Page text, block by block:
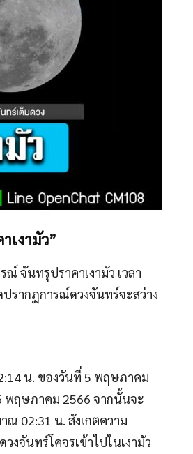
เงามัว”
จันทรุปราคาเงามัว เวลา
รากฏการณ์ดวงจันทร์จะสว่าง
น. ของวันที่ 5 พฤษภาคม
พฤษภาคม 2566 จากนั้นจะ
ณ 02:31 น. สังเกตความ
งจันทร์โคจรเข้าไปในเงามัว